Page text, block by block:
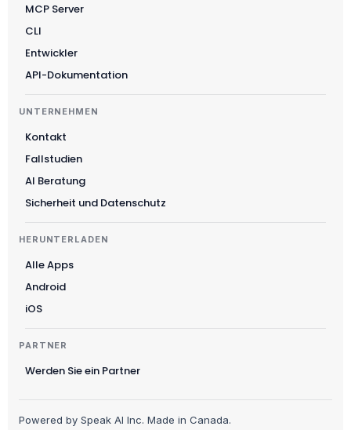
MCP Server
CLI
Entwickler
API-Dokumentation
UNTERNEHMEN
Kontakt
Fallstudien
AI Beratung
Sicherheit und Datenschutz
HERUNTERLADEN
Alle Apps
Android
iOS
PARTNER
Werden Sie ein Partner
Powered by Speak AI Inc. Made in Canada.
Nederlands
Polski
Ελληνικά